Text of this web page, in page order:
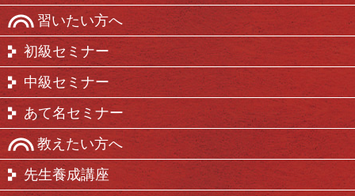
習いたい方へ
初級セミナー
中級セミナー
あて名セミナー
教えたい方へ
先生養成講座